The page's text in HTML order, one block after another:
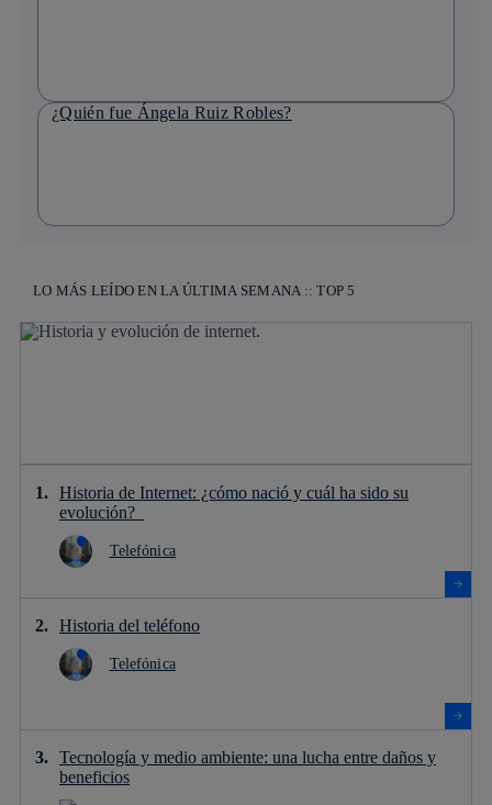
¿Quién fue Ángela Ruiz Robles?
LO MÁS LEÍDO EN LA ÚLTIMA SEMANA :: TOP 5
Historia de Internet: ¿cómo nació y cuál ha sido su
evolución?
Telefónica
Historia del teléfono
Telefónica
Tecnología y medio ambiente: una lucha entre daños y
beneficios